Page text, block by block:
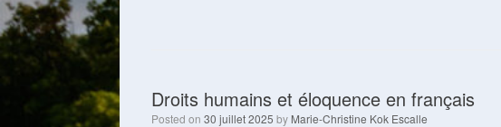
Droits humains et éloquence en français
Posted on 30 juillet 2025 by Marie-Christine Kok Escalle